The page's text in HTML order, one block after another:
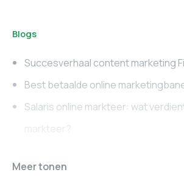
Blogs
Succesverhaal content marketing
Best betaalde online
Salaris online markteer: wat
markteer?
Online marketing
Meer tonen